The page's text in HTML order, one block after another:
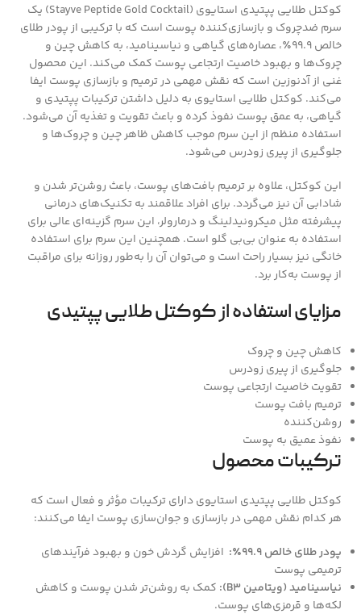
کوکتل طلایی پپتیدی استایوی (Stayve Peptide Gold Cocktail) یک
سرم ضدچروک و بازسازی‌کننده پوست است که با ترکیبی از پودر طلای
خالص 99.9٪، عصاره‌های گیاهی و نیاسینامید، به کاهش چین و
چروک‌ها و بهبود خاصیت ارتجاعی پوست کمک می‌کند. این محصول
غنی از آدنوزین است که نقش مهمی در ترمیم و بازسازی پوست ایفا
می‌کند. کوکتل طلایی استایوی به دلیل داشتن ترکیبات پپتیدی و
گیاهی، به عمق پوست نفوذ کرده و باعث تقویت و تغذیه آن می‌شود.
استفاده منظم از این سرم موجب کاهش ظاهر چین و چروک‌ها و
جلوگیری از پیری زودرس می‌شود.
این کوکتل، علاوه بر ترمیم بافت‌های پوست، باعث روشن‌تر شدن و
شادابی آن نیز می‌گردد. برای افراد علاقمند به تکنیک‌های درمانی
پیشرفته مثل میکرونیدلینگ و درمارولر، این سرم گزینه‌ای عالی برای
استفاده به عنوان بی‌بی گلو است. همچنین این سرم برای استفاده
خانگی نیز بسیار راحت است و می‌توان آن را به‌طور روزانه برای مراقبت
از پوست به‌کار برد.
مزایای استفاده از کوکتل طلایی پپتیدی
کاهش چین و چروک
جلوگیری از پیری زودرس
تقویت خاصیت ارتجاعی پوست
ترمیم بافت پوست
روشن‌کننده
نفوذ عمیق به پوست
ترکیبات محصول
کوکتل طلایی پپتیدی استایوی دارای ترکیبات مؤثر و فعال است که
هر کدام نقش مهمی در بازسازی و جوان‌سازی پوست ایفا می‌کنند:
پودر طلای خالص 99.9٪:
افزایش گردش خون و بهبود فرآیندهای
ترمیمی پوست
نیاسینامید (ویتامین B3):
کمک به روشن‌تر شدن پوست و کاهش
لکه‌ها و قرمزی‌های پوست.